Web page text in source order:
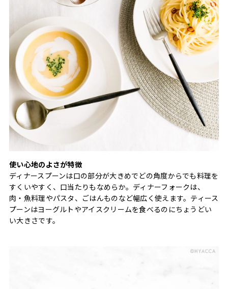
使い心地のよさが特徴
ディナースプーンは口の部分が大きめでどの角度からでも料理を
すくいやすく、口当たりもなめらか。ディナーフォークは、
肉・魚料理やパスタ、ごはんものなど幅広く使えます。ティース
プーンはヨーグルトやアイスクリームを食べるのにちょうどい
い大きさです。